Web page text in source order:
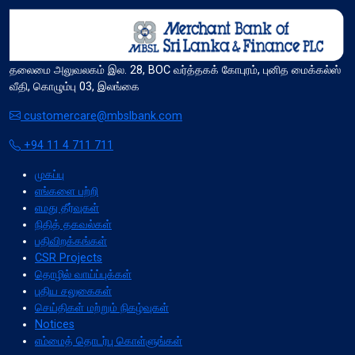
தலைமை அலுவலகம் இல. 28, BOC வர்த்தகக் கோபுரம், புனித மைக்கல்ஸ்
வீதி, கொழும்பு 03, இலங்கை
customercare@mbslbank.com
+94 11 4 711 711
முகப்பு
எங்களை பற்றி
எமது தீர்வுகள்
நிதித் தகவல்கள்
பதிவிறக்கங்கள்
CSR Projects
தொழில் வாய்ப்புக்கள்
புதிய சலுகைகள்
செய்திகள் மற்றும் நிகழ்வுகள்
Notices
எம்மைத் தொடர்பு கொள்ளுங்கள்
format_align_left
Align Left
expand_more Default
format_align_right
Align Right